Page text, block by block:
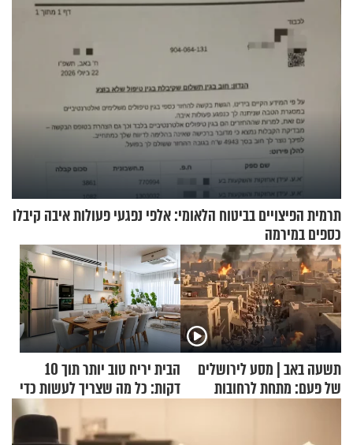
תרמית הפיצויים בביטוח הלאומי: אלפי נפגעי פעולות איבה קיבלו
כספים במירמה
תשעה באב | מסע לירושלים
של פעם: מתחת לרחובות
הבית יריח טוב יותר תוך 10
דקות: כל מה שצריך לעשות כדי